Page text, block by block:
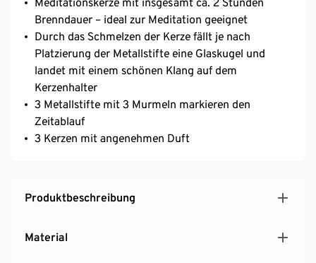
Brenndauer – ideal zur Meditation geeignet
Durch das Schmelzen der Kerze fällt je nach
Platzierung der Metallstifte eine Glaskugel und
landet mit einem schönen Klang auf dem
Kerzenhalter
3 Metallstifte mit 3 Murmeln markieren den
Zeitablauf
3 Kerzen mit angenehmen Duft
Produktbeschreibung
Material